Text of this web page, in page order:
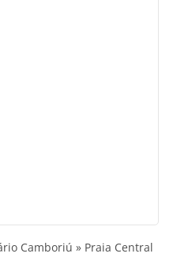
Camboriú » Praia Central